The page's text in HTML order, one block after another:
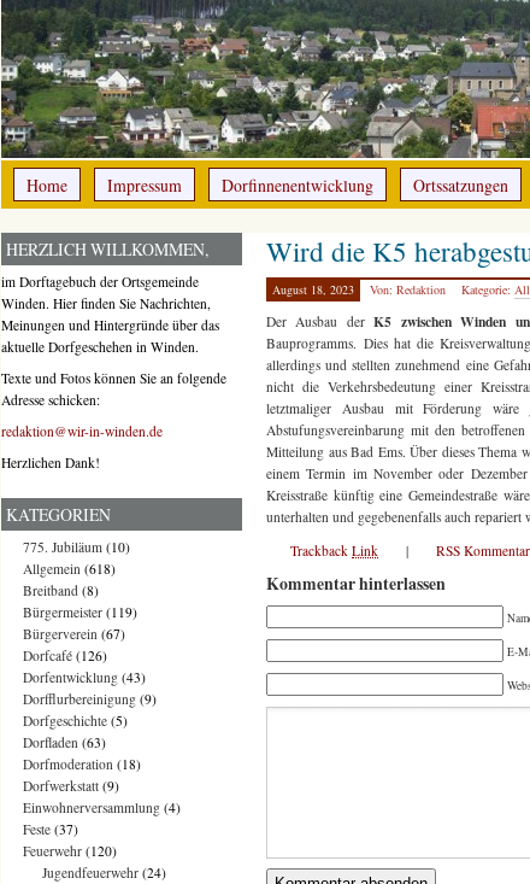
Home Impressum Dorfinnenentwicklung Ortssatzungen
Wird die K5
August 18, 2023 Von: Redaktion Kategorie:
Der Ausbau derK5 zwischen Winden
Bauprogramms. Dies hat die
allerdings und stellten zunehmend eine
nicht die Verkehrsbedeutung einer
letztmaliger Ausbau mit Förderung
Abstufungsvereinbarung mit den
Mitteilung aus Bad Ems. Über dieses Thema
einem Termin im November oder
Kreisstraße künftig eine Gemeindestraße
unterhalten und gegebenenfalls auch repariert
Trackback Link | RSS
Kommentar hinterlassen
E-
HERZLICH WILLKOMMEN,
im Dorftagebuch der Ortsgemeinde
Winden. Hier finden Sie Nachrichten,
Meinungen und Hintergründe über das
aktuelle Dorfgeschehen in Winden.
Texte und Fotos können Sie an folgende
Adresse schicken:
redaktion@wir-in-winden.de
Herzlichen Dank!
KATEGORIEN
775. Jubiläum (10)
Allgemein (618)
Breitband (8)
Bürgermeister (119)
Bürgerverein (67)
Dorfcafé (126)
Dorfentwicklung (43)
Dorfflurbereinigung (9)
Dorfgeschichte (5)
Dorfladen (63)
Dorfmoderation (18)
Dorfwerkstatt (9)
Einwohnerversammlung (4)
Feste (37)
Feuerwehr (120)
Jugendfeuerwehr (24)